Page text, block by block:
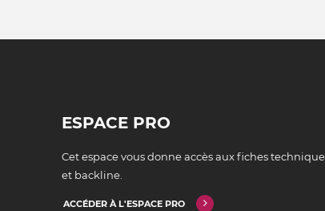
ESPACE PRO
Cet espace vous donne accès aux fiches
et backline.
ACCÉDER À L'ESPACE PRO